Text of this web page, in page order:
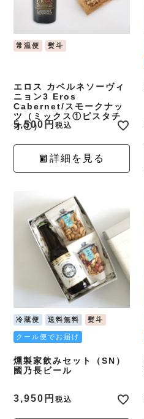
常温便 熨斗
エロス カベルネソーヴィ
ニョン3 Eros
Cabernet/スモークナッ
ツ（ミックス①ピスタチ
オ①）
5,500 税込
詳細を見る
冷蔵便 送料無料 熨斗
クール便でお届け
燻製家飲みセット（SN）
國乃長ビール
3,950 税込